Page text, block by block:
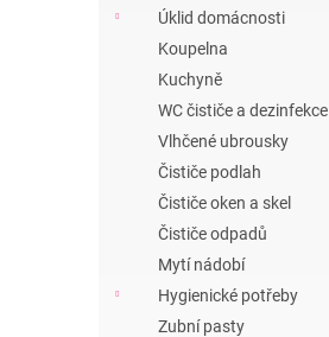
Úklid domácnosti
Koupelna
Kuchyně
WC čističe a dezinfekce
Vlhčené ubrousky
Čističe podlah
Čističe oken a skel
Čističe odpadů
Mytí nádobí
Hygienické potřeby
Zubní pasty